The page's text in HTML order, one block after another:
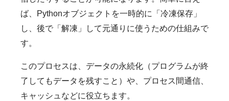
ば、Pythonオブジェクトを一時的に「冷凍保存」
し、後で「解凍」して元通りに使うための仕組みで
す。
このプロセスは、データの永続化（プログラムが終
了してもデータを残すこと）や、プロセス間通信、
キャッシュなどに役立ちます。